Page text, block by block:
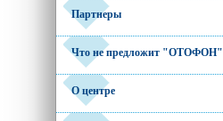
Партнеры
Что не предложит "ОТОФОН"
О центре